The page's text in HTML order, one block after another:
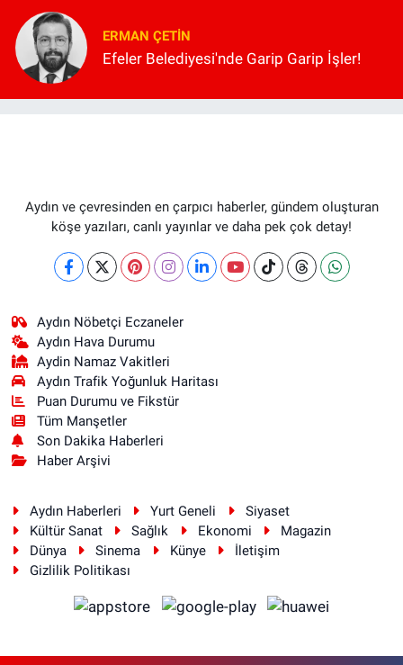
ERMAN ÇETIN
Efeler Belediyesi'nde Garip Garip İşler!
Aydın ve çevresinden en çarpıcı haberler, gündem oluşturan
köşe yazıları, canlı yayınlar ve daha pek çok detay!
Aydın Nöbetçi Eczaneler
Aydın Hava Durumu
Aydin Namaz Vakitleri
Aydın Trafik Yoğunluk Haritası
Puan Durumu ve Fikstür
Tüm Manşetler
Son Dakika Haberleri
Haber Arşivi
Aydın Haberleri Yurt Geneli
Siyaset
Kültür Sanat
Sağlık Ekonomi
Magazin
Dünya
Sinema Künye
İletişim
Gizlilik Politikası